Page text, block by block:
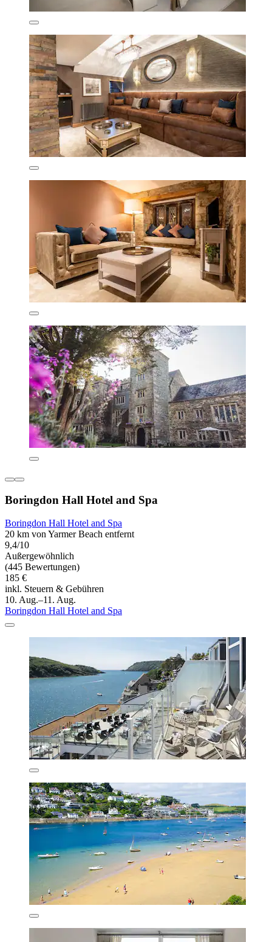
Boringdon Hall Hotel and Spa
Boringdon Hall Hotel and Spa
20 km von Yarmer Beach entfernt
9,4/10
Außergewöhnlich
(445 Bewertungen)
185 €
inkl. Steuern & Gebühren
10. Aug.–11. Aug.
Boringdon Hall Hotel and Spa